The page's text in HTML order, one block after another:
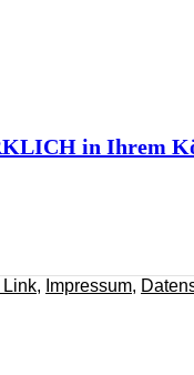
in Ihrem
Link, Impressum,